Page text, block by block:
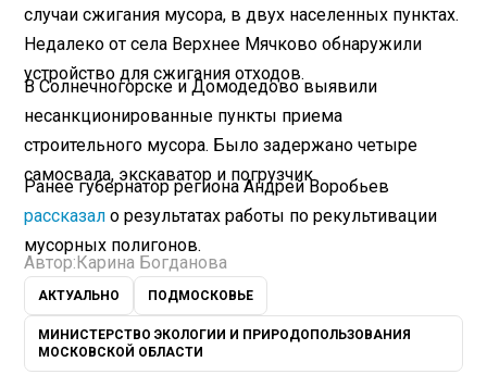
случаи сжигания мусора, в двух населенных пунктах.
Недалеко от села Верхнее Мячково обнаружили
устройство для сжигания отходов.
В Солнечногорске и Домодедово выявили
несанкционированные пункты приема
строительного мусора. Было задержано четыре
самосвала, экскаватор и погрузчик.
Ранее губернатор региона Андрей Воробьев
рассказал о результатах работы по рекультивации
мусорных полигонов.
Автор: Карина Богданова
АКТУАЛЬНО ПОДМОСКОВЬЕ
МИНИСТЕРСТВО ЭКОЛОГИИ И ПРИРОДОПОЛЬЗОВАНИЯ
МОСКОВСКОЙ ОБЛАСТИ